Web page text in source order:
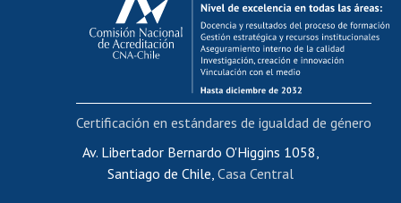
Postulación al AUCAI
Funcionarias/os
Cursos internos de capacitación
Bienestar del personal
Portal de movilidad interna
Certificado de renta
Certificado de renta honorarios
Av. Libertador Bernardo O'Higgins 1058,
Santiago de Chile, Casa Central
Certificación en estándares de igualdad de género